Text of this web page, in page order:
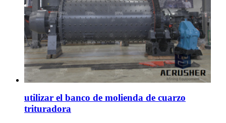
utilizar el banco de molienda de cuarzo
trituradora